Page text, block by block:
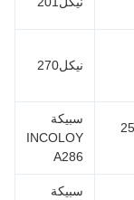
سبيكة
INCOLOY
سبيكة